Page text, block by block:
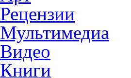
Рецензии
Мультимедиа
Видео
Книги